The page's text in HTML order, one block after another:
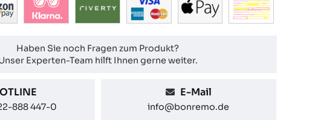
Haben Sie noch Fragen zum Produkt?
Experten-Team hilft Ihnen gerne weiter.
888 447-0
E-Mail
info@bonremo.de